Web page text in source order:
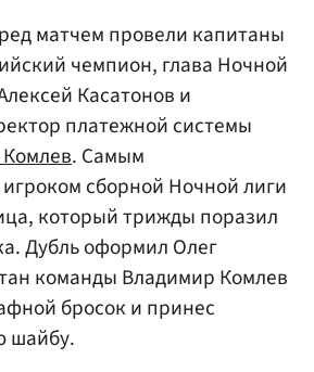
матчем провели капитаны
чемпион, глава Ночной
Касатонов и
платежной системы
. Самым
сборной Ночной лиги
который трижды поразил
Дубль оформил Олег
команды Владимир Комлев
бросок и принес
шайбу.